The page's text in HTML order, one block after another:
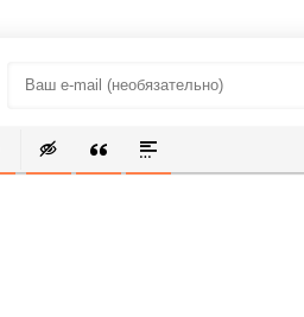
ЗАЩИЩЕННУЮ ССЫЛКУ
СМАЙЛИК
ВСТАВКА СКРЫТОГО ТЕКСТА
ВСТАВКА ЦИТАТЫ
ВСТАВКА СПОЙЛЕРА